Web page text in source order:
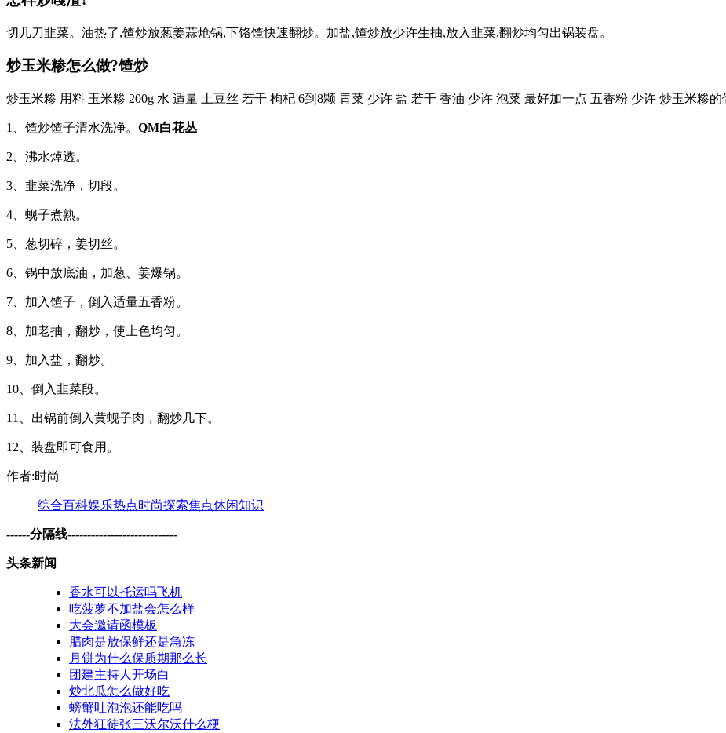
切几刀韭菜。油热了,馇炒放葱姜蒜炝锅,下饹馇快速翻炒。加盐,馇炒放少许生抽,放入韭菜,翻炒均匀出锅装盘。
炒玉米糁怎么做?馇炒
炒玉米糁 用料 玉米糁 200g 水 适量 土豆丝 若干 枸杞 6到8颗 青菜 少许 盐 若干 香油 少许 泡菜 最好加一点 五香粉 少许 炒玉米糁的
1、馇炒馇子清水洗净。 QM白花丛
2、沸水焯透。
3、韭菜洗净，切段。
4、蚬子煮熟。
5、葱切碎，姜切丝。
6、锅中放底油，加葱、姜爆锅。
7、加入馇子，倒入适量五香粉。
8、加老抽，翻炒，使上色均匀。
9、加入盐，翻炒。
10、倒入韭菜段。
11、出锅前倒入黄蚬子肉，翻炒几下。
12、装盘即可食用。
作者:时尚
综合百科娱乐热点时尚探索焦点休闲知识
------分隔线----------------------------
头条新闻
香水可以托运吗飞机
吃菠萝不加盐会怎么样
大会邀请函模板
腊肉是放保鲜还是急冻
月饼为什么保质期那么长
团建主持人开场白
炒北瓜怎么做好吃
螃蟹吐泡泡还能吃吗
法外狂徒张三沃尔沃什么梗